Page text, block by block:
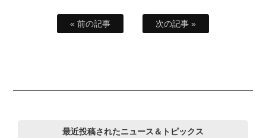
« 前の記事 次の記事 »
最近投稿されたニュース＆トピックス